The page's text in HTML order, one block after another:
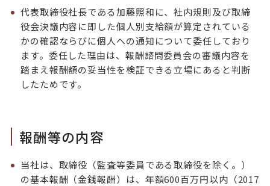
代表取締役社長である加藤照和に、社内規則及び取締
役会決議内容に即した個人別支給額が算定されている
かの確認ならびに個人への通知について委任しており
ます。委任した理由は、報酬諮問委員会の審議内容を
踏まえ報酬額の妥当性を検証できる立場にあると判断
したためです。
報酬等の内容
当社は、取締役（監査等委員である取締役を除く。）
の基本報酬（金銭報酬）は、年額600百万円以内（2017